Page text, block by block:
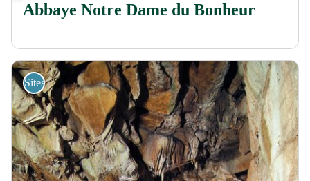
Abbaye Notre Dame du Bonheur
Sites de visites